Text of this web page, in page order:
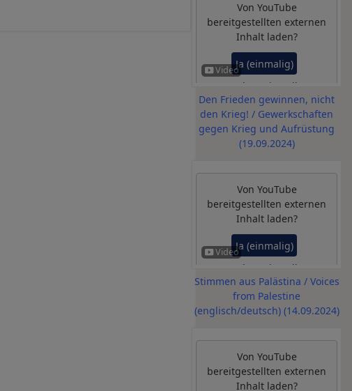
Von YouTube
bereitgestellten externen
Inhalt laden?
Ja (einmalig)
Datenschutzeinstellungen
verwalten
Den Frieden gewinnen, nicht
den Krieg! / Gewerkschaften
gegen Krieg und Aufrüstung
(19.09.2024)
Von YouTube
bereitgestellten externen
Inhalt laden?
Ja (einmalig)
Datenschutzeinstellungen
verwalten
Stimmen aus Palästina / Voices
from Palestine
(englisch/deutsch) (14.09.2024)
Von YouTube
bereitgestellten externen
Inhalt laden?